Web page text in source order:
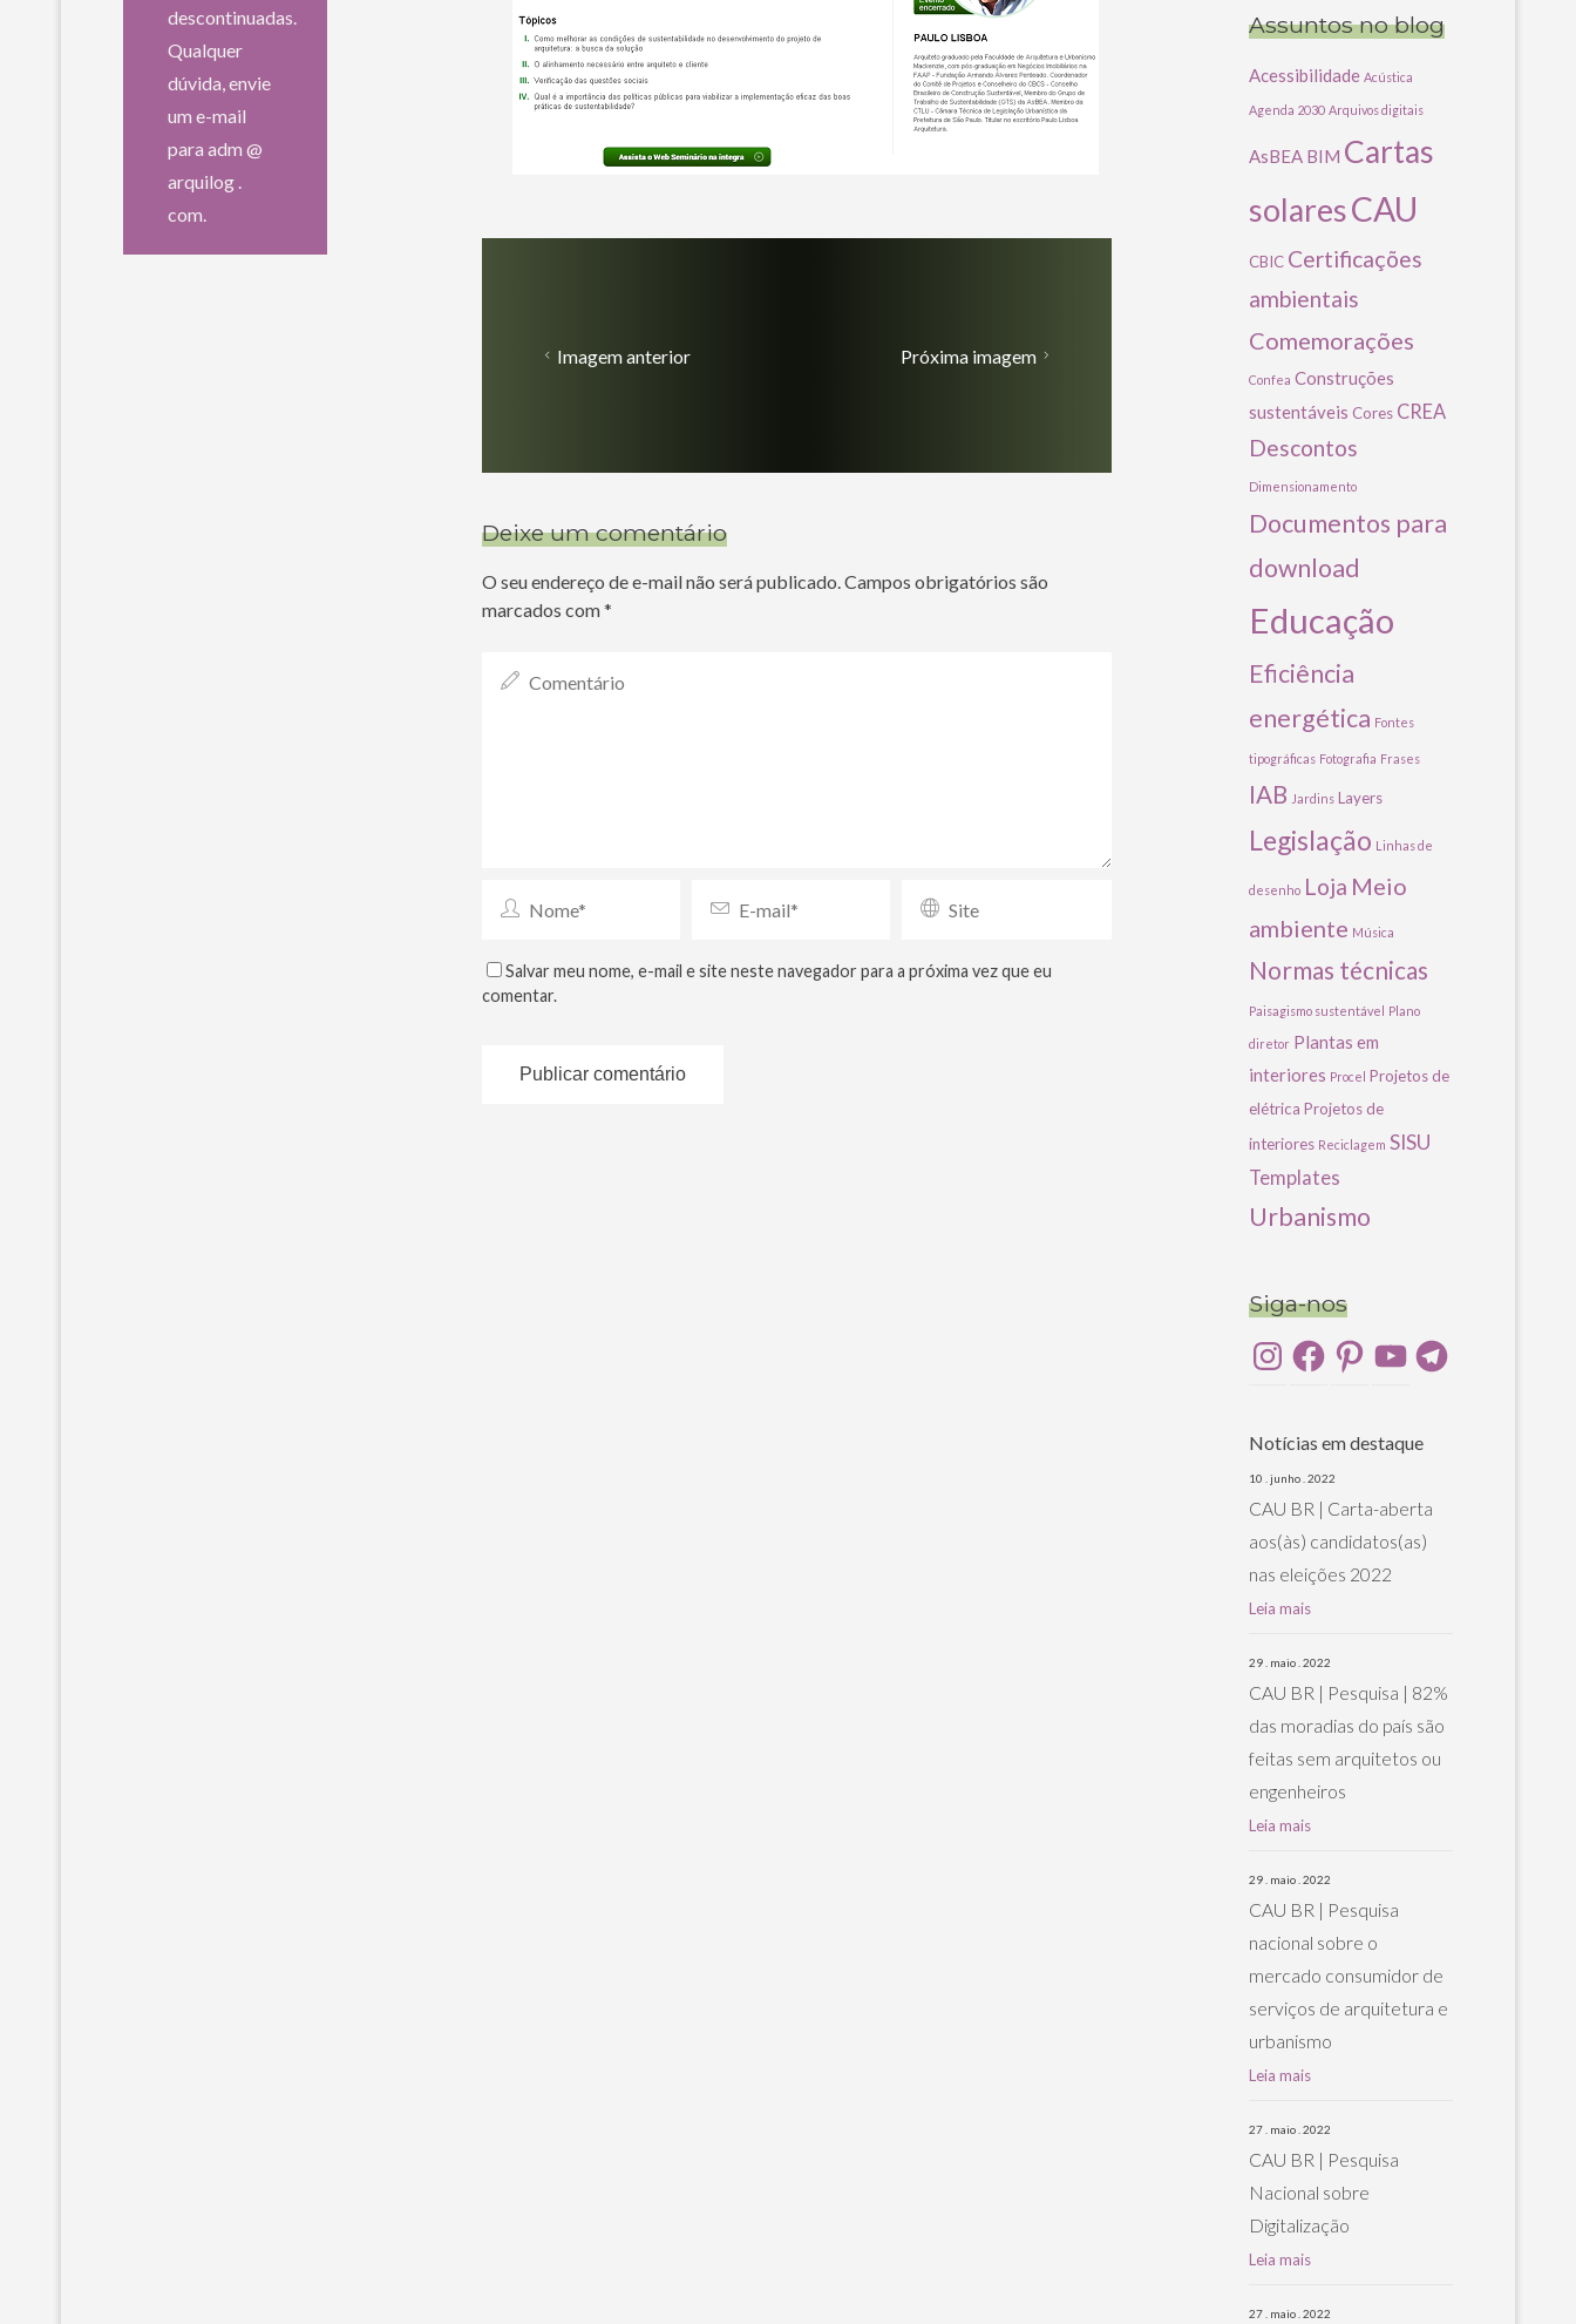
Imagem anterior Próxima imagem
Deixe um comentário
O seu endereço de e-mail não será publicado. Campos obrigatórios são
marcados com*
Salvar meu nome, e-mail e site neste navegador para a próxima vez que eu
comentar.
descontinuadas.
Qualquer
dúvida, envie
um e-mail
para adm @
arquilog .
com.
Assuntos no blog
Acessibilidade Acústica
Agenda 2030 Arquivos digitais
AsBEA BIM Cartas
solaresCAU
CBIC Certificações
ambientais
Comemorações
Confea Construções
sustentáveis Cores CREA
Descontos
Dimensionamento
Documentos para
download
Educação
Eficiência
energética Fontes
tipográficas Fotografia Frases
IAB Jardins Layers
Legislação Linhas de
desenho Loja Meio
ambiente Música
Normas técnicas
Paisagismo sustentável Plano
diretor Plantas em
interiores Procel Projetos de
elétrica Projetos de
interiores Reciclagem SISU
Templates
Urbanismo
Siga-nos
InstagramFacebookPinterestYouTubeTelegram
Notícias em destaque
10 . junho . 2022
CAU BR | Carta-aberta
aos(às) candidatos(as)
nas eleições 2022
Leia mais
29 . maio . 2022
CAU BR | Pesquisa | 82%
das moradias do país são
feitas sem arquitetos ou
engenheiros
Leia mais
29 . maio . 2022
CAU BR | Pesquisa
nacional sobre o
mercado consumidor de
serviços de arquitetura e
urbanismo
Leia mais
27 . maio . 2022
CAU BR | Pesquisa
Nacional sobre
Digitalização
Leia mais
27 . maio . 2022